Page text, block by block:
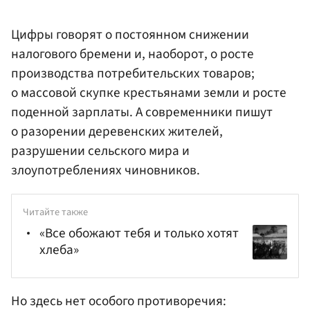
Цифры говорят о постоянном снижении
налогового бремени и, наоборот, о росте
производства потребительских товаров;
о массовой скупке крестьянами земли и росте
поденной зарплаты. А современники пишут
о разорении деревенских жителей,
разрушении сельского мира и
злоупотреблениях чиновников.
Читайте также
«Все обожают тебя и только хотят
хлеба»
Но здесь нет особого противоречия: